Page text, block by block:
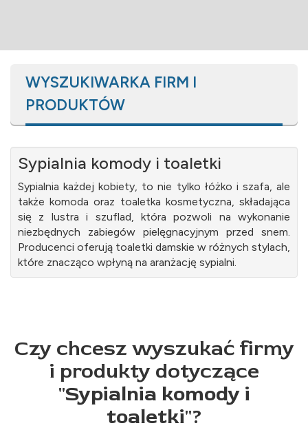
WYSZUKIWARKA FIRM I
PRODUKTÓW
Sypialnia komody i toaletki
Sypialnia każdej kobiety, to nie tylko łóżko i szafa, ale
także komoda oraz toaletka kosmetyczna, składająca
się z lustra i szuflad, która pozwoli na wykonanie
niezbędnych zabiegów pielęgnacyjnym przed snem.
Producenci oferują toaletki damskie w różnych stylach,
które znacząco wpłyną na aranżację sypialni.
Czy chcesz wyszukać firmy
i produkty dotyczące
"Sypialnia komody i
toaletki"?